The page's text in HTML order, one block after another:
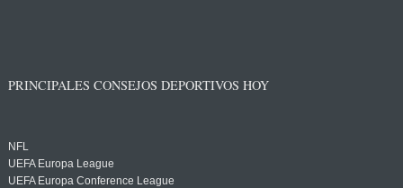
PRINCIPALES CONSEJOS DEPORTIVOS HOY
NFL
UEFA Europa League
UEFA Europa Conference League